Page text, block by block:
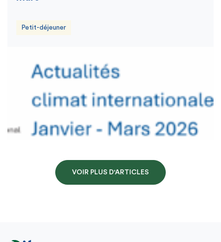
Petit-déjeuner
VOIR PLUS D'ARTICLES